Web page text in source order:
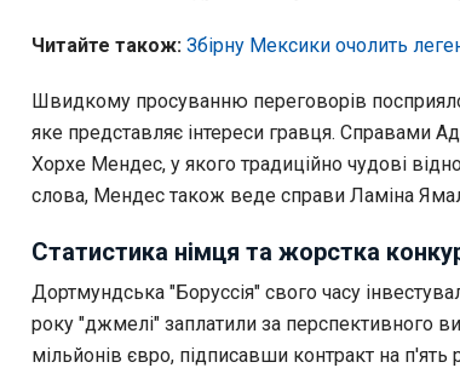
Читайте також: Збірну Мексики очолить
Швидкому просуванню переговорів
яке представляє інтереси гравця. Справами
Хорхе Мендес, у якого традиційно чудові
слова, Мендес також веде справи Ламіна
Статистика німця та жорстка
Дортмундська "Боруссія" свого часу
року "джмелі" заплатили за перспективного
мільйонів євро, підписавши контракт на п'ять